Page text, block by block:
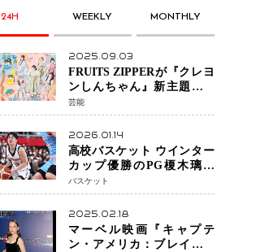
24H WEEKLY MONTHLY
2025.09.03
FRUITS ZIPPERが『クレヨ
ンしんちゃん』新主題歌を
担当
芸能
2026.01.14
高校バスケット ウインター
カップ優勝のPG榎木璃旺
（えのき・りお）がプロの
現場へ―。
バスケット
2025.02.18
マーベル映画『キャプテ
ン・アメリカ：ブレイブ・